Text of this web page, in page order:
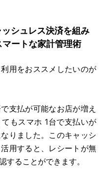
シュレス決済を組み
ートな家計管理術
用をおススメしたいのが
支払が可能なお店が増え
もスマホ 1台で支払いが
りました。このキャッシ
用すると、レシートが無
することができます。